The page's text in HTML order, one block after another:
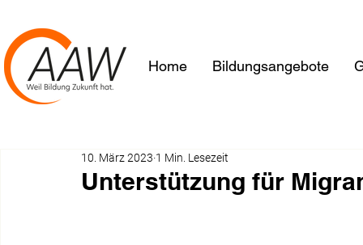
Home Bildungsangebote
Unterstützung für
10. März 2023 1 Min. Lesezeit